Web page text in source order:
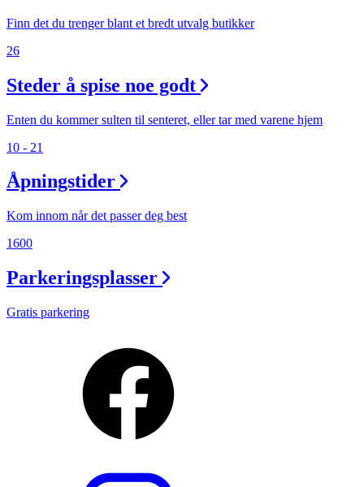
Finn det du trenger blant et bredt utvalg butikker
26
Steder å spise noe godt
Enten du kommer sulten til senteret, eller tar med varene hjem
10 - 21
Åpningstider
Kom innom når det passer deg best
1600
Parkeringsplasser
Gratis parkering